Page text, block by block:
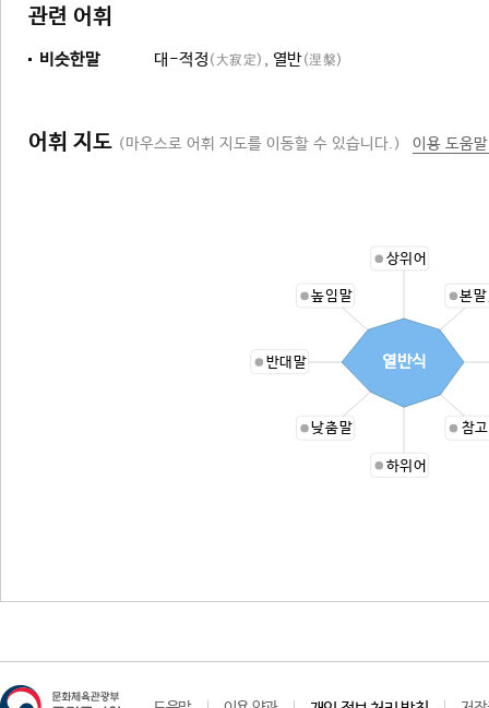
관련 어휘
비슷한말 대-적정 (大寂定) , 열반(涅槃)
어휘 지도 (마우스로 어휘 지도를 이동할 수 있습니다.) 이용 도움
상위어
본
참
하위어
낮춤말
반대말
높임말
열반식